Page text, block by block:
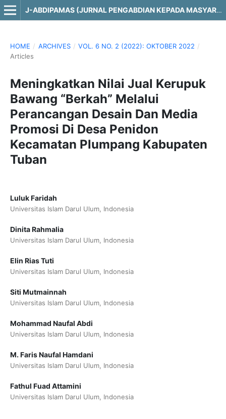
J-ABDIPAMAS (JURNAL PENGABDIAN KEPADA MASYARAKAT)
HOME / ARCHIVES / VOL. 6 NO. 2 (2022): OKTOBER 2022 /
Articles
Meningkatkan Nilai Jual Kerupuk
Bawang “Berkah” Melalui
Perancangan Desain Dan Media
Promosi Di Desa Penidon
Kecamatan Plumpang Kabupaten
Tuban
Luluk Faridah
Universitas Islam Darul Ulum, Indonesia
Dinita Rahmalia
Universitas Islam Darul Ulum, Indonesia
Elin Rias Tuti
Universitas Islam Darul Ulum, Indonesia
Siti Mutmainnah
Universitas Islam Darul Ulum, Indonesia
Mohammad Naufal Abdi
Universitas Islam Darul Ulum, Indonesia
M. Faris Naufal Hamdani
Universitas Islam Darul Ulum, Indonesia
Fathul Fuad Attamini
Universitas Islam Darul Ulum, Indonesia